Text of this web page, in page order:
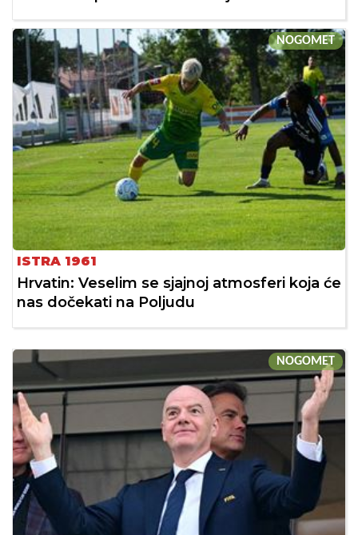
NOGOMET
ISTRA 1961
Hrvatin: Veselim se sjajnoj atmosferi koja će
nas dočekati na Poljudu
NOGOMET